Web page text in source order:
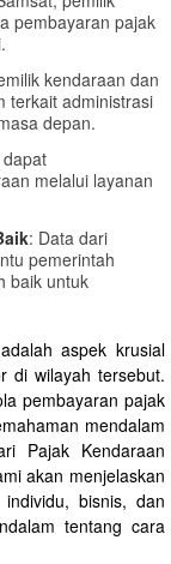
pembayaran pajak
kendaraan dan
terkait administrasi
depan.
melalui layanan
: Data dari
pemerintah
baik untuk
aspek krusial
di wilayah tersebut.
pembayaran pajak
mendalam
Pajak Kendaraan
akan menjelaskan
bisnis, dan
tentang cara